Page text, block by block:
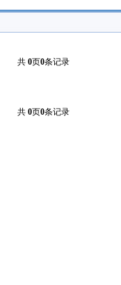
共 0页0条记录
共 0页0条记录